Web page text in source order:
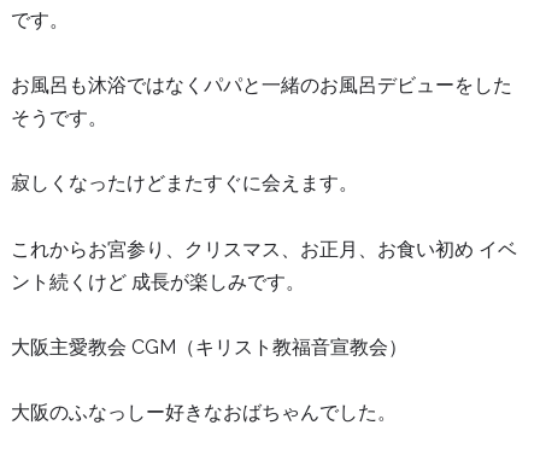
です。
お風呂も沐浴ではなくパパと一緒のお風呂デビューをした
そうです。
寂しくなったけどまたすぐに会えます。
これからお宮参り、クリスマス、お正月、お食い初め イベ
ント続くけど 成長が楽しみです。
大阪主愛教会 CGM（キリスト教福音宣教会）
大阪のふなっしー好きなおばちゃんでした。